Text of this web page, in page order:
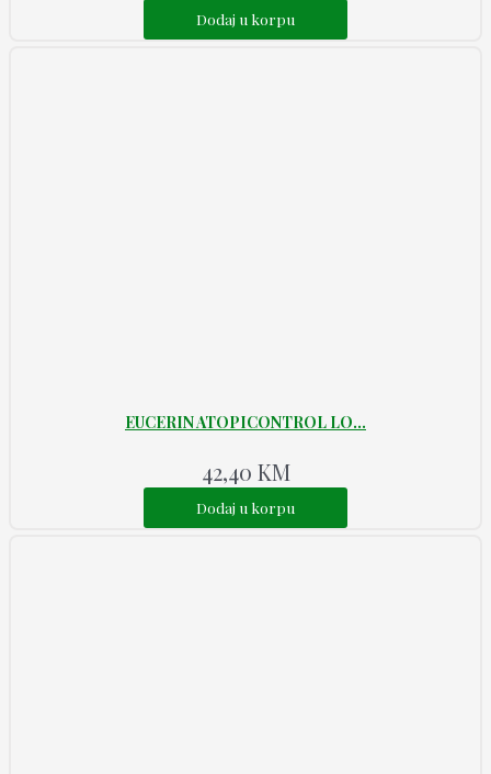
Dodaj u korpu
EUCERIN ATOPICONTROL LO...
42,40 KM
Dodaj u korpu